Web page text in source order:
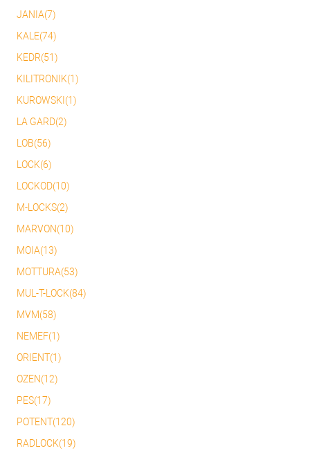
JANIA(7)
KALE(74)
KEDR(51)
KILITRONIK(1)
KUROWSKI(1)
LA GARD(2)
LOB(56)
LOCK(6)
LOCKOD(10)
M-LOCKS(2)
MARVON(10)
MOIA(13)
MOTTURA(53)
MUL-T-LOCK(84)
MVM(58)
NEMEF(1)
ORIENT(1)
OZEN(12)
PES(17)
POTENT(120)
RADLOCK(19)